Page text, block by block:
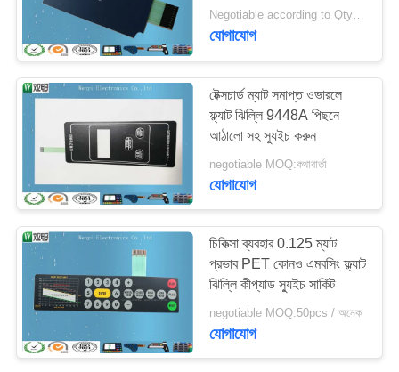
উদ্ধৃতির
জন্য
আবেদন
সাইট
ম্যাপ
PRIVACY
POLICY
এমবসিং ঝিল্লী সুইচ
ফ্ল্যাট ঝিল্লী সুইচ
ব্যবহার করুন
Negotiable according to Qty forecast MOQ:বিনিমেয়
যোগাযোগ
টেক্সচার্ড ম্যাট সমাপ্ত ওভারলে
ফ্ল্যাট ঝিল্লি 9448A পিছনে
আঠালো সহ স্যুইচ করুন
negotiable MOQ:কথাবার্তা
যোগাযোগ
চিকিত্সা ব্যবহার 0.125 ম্যাট
প্রভাব PET কোনও এমবসিং ফ্ল্যাট
ঝিল্লি কীপ্যাড স্যুইচ সার্কিট
negotiable MOQ:50pcs / অনেক
যোগাযোগ